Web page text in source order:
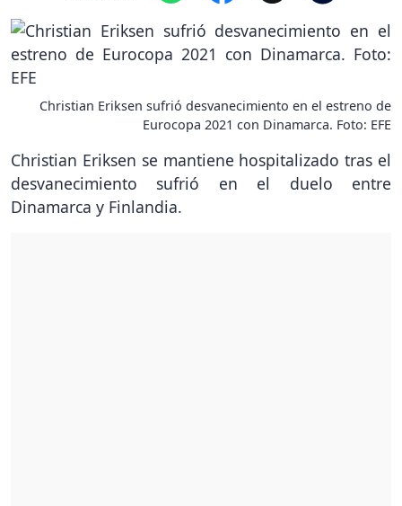
Christian Eriksen sufrió desvanecimiento en el estreno de
Eurocopa 2021 con Dinamarca. Foto: EFE
Christian Eriksen se mantiene hospitalizado tras el
desvanecimiento sufrió en el duelo entre
Dinamarca y Finlandia.